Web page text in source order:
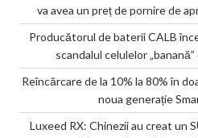
va avea un preț de pornire de
Producătorul de baterii CALB
scandalul celulelor
Reîncărcare de la 10% la 80% în
noua generație
Luxeed RX: Chinezii au creat un